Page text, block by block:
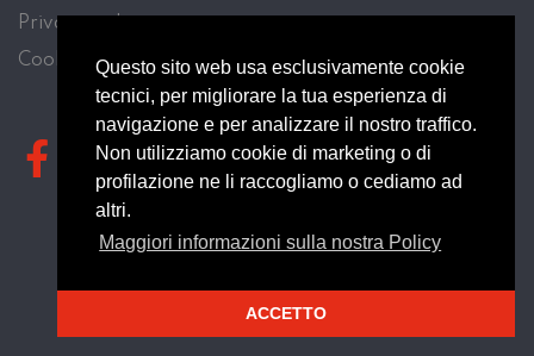
Questo sito web usa esclusivamente cookie
tecnici, per migliorare la tua esperienza di
navigazione e per analizzare il nostro traffico.
Non utilizziamo cookie di marketing o di
profilazione ne li raccogliamo o cediamo ad
altri.
Maggiori informazioni sulla nostra Policy
ACCETTO
Privacy policy
Cookie Law
© TECNODOM SPORT s.r.l. 2024 - 2026